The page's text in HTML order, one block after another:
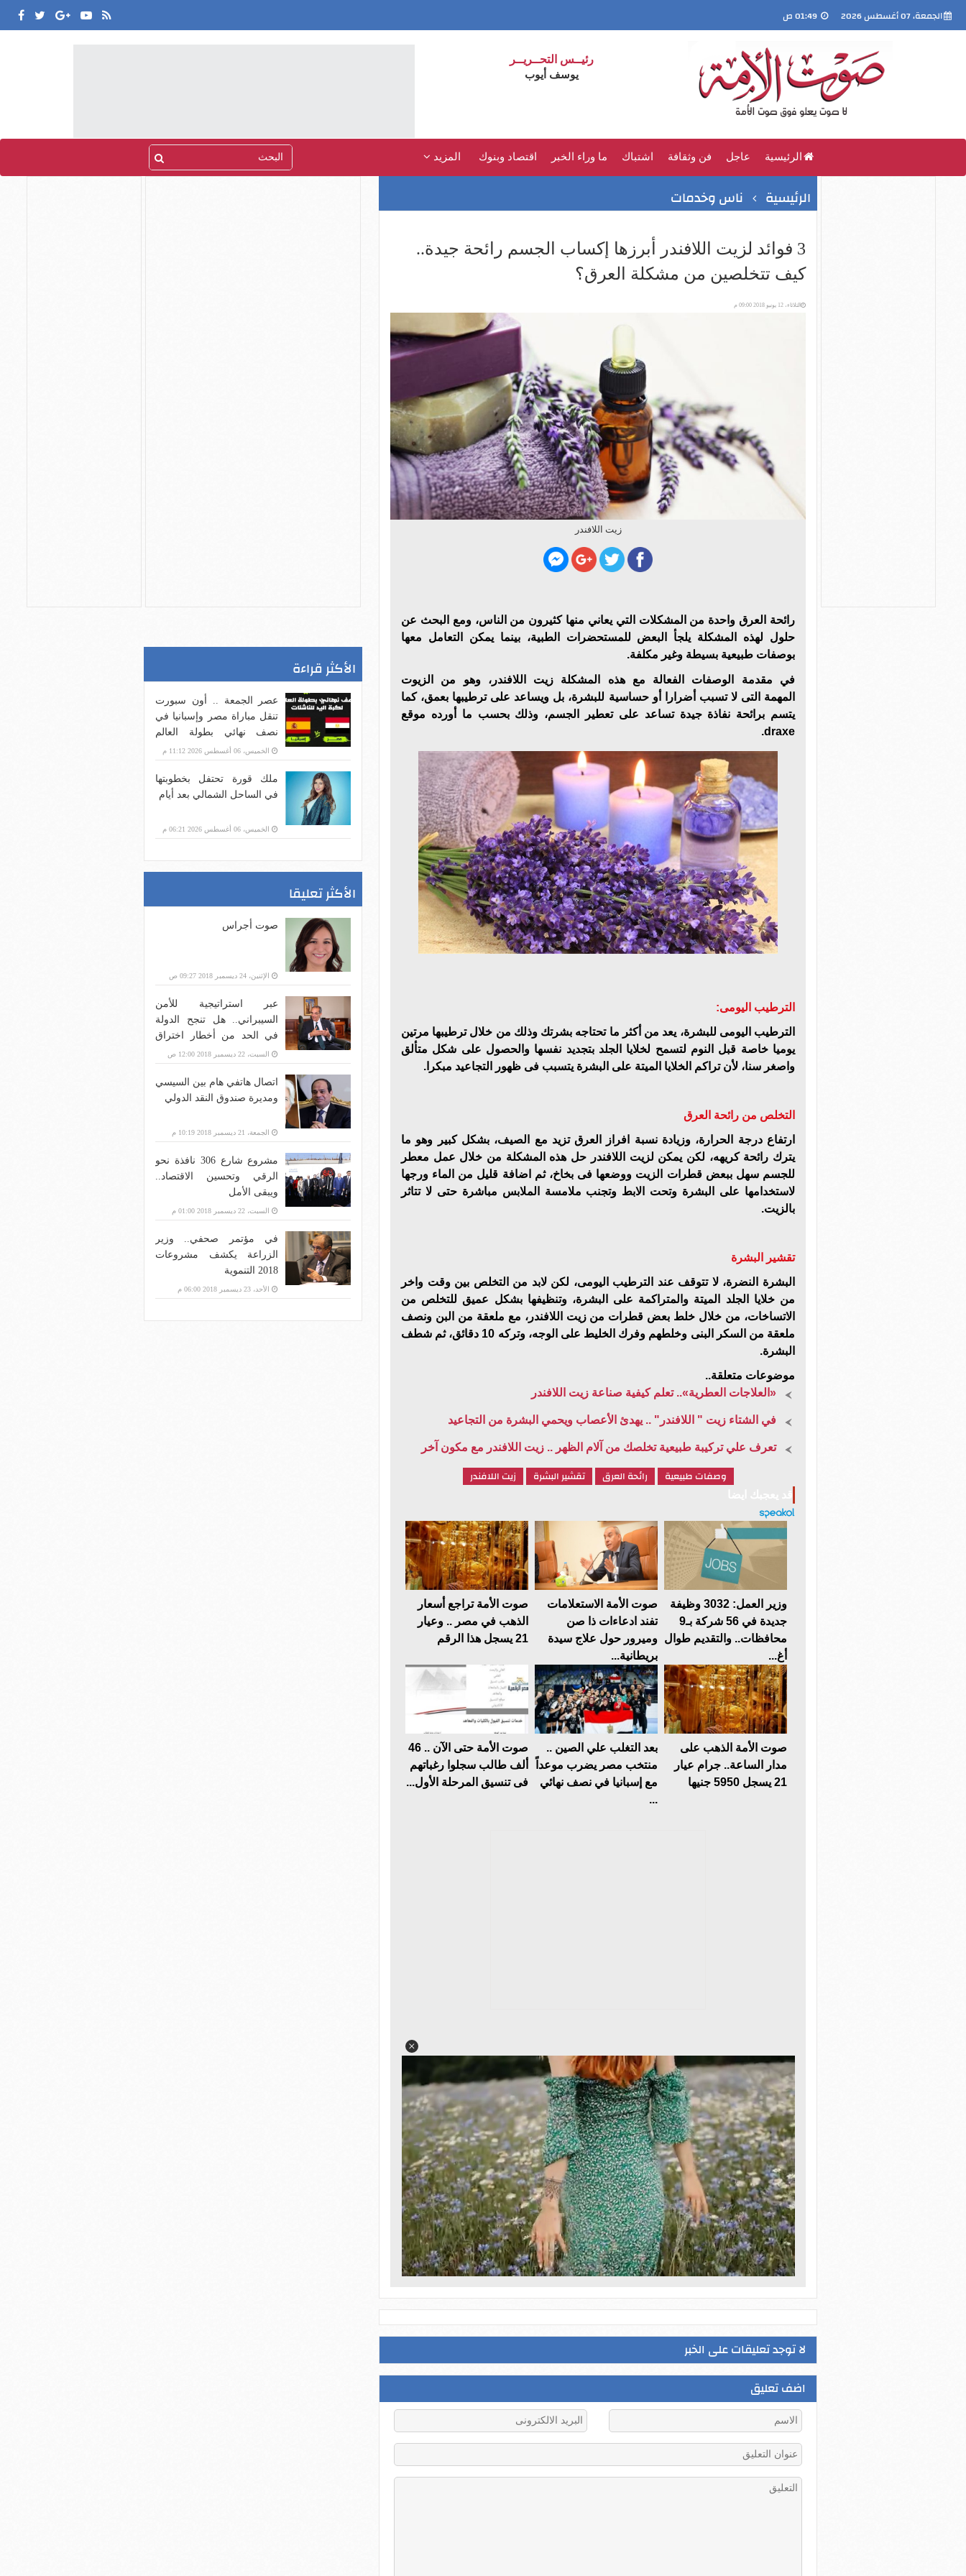
الجمعة، 07 أغسطس 2026
رئيــس التحــريــر
يوسف أيوب
الرئيسية عاجل فن وثقافة اشتباك ما وراء الخبر اقتصاد وبنوك المزيد
الرئيسية ناس وخدمات
3 فوائد لزيت اللافندر أبرزها إكساب الجسم رائحة جيدة..
كيف تتخلصين من مشكلة العرق؟
الثلاثاء، 12 يونيو 2018 09:00 م
زيت اللافندر
رائحة العرق واحدة من المشكلات التي يعاني منها كثيرون من الناس، ومع البحث عن
حلول لهذه المشكلة يلجأ البعض للمستحضرات الطبية، بينما يمكن التعامل معها
بوصفات طبيعية بسيطة وغير مكلفة.
في مقدمة الوصفات الفعالة مع هذه المشكلة زيت اللافندر، وهو من الزيوت
المهمة
التى لا تسبب أضرارا أو حساسية للبشرة، بل ويساعد على ترطيبها بعمق، كما
يتسم برائحة نفاذة جيدة تساعد على تعطير الجسم، وذلك بحسب ما أورده موقع
draxe.
الترطيب اليومى:
الترطيب اليومى للبشرة، يعد من أكثر ما تحتاجه بشرتك وذلك من خلال ترطيبها مرتين
يوميا خاصة قبل النوم لتسمح لخلايا الجلد بتجديد نفسها والحصول على شكل متألق
واصغر سنا، لأن تراكم الخلايا الميتة على البشرة يتسبب فى ظهور التجاعيد مبكرا .
التخلص من رائحة العرق
ارتفاع درجة الحرارة، وزيادة نسبة افراز العرق تزيد مع الصيف، بشكل كبير وهو ما
يترك رائحة كريهه، لكن يمكن لزيت اللافندر حل هذه المشكلة من خلال عمل معطر
للجسم سهل ببعض قطرات الزيت ووضعها فى بخاخ، ثم اضافة قليل من الماء ورجها
لاستخدامها على البشرة وتحت الابط وتجنب ملامسة الملابس مباشرة حتى لا تتاثر
بالزيت.
تقشير البشرة
البشرة النضرة، لا تتوقف عند الترطيب اليومى، لكن لابد من التخلص بين وقت واخر
من خلايا الجلد الميتة والمتراكمة على البشرة، وتنظيفها بشكل عميق للتخلص من
الاتساخات، من خلال خلط بعض قطرات من زيت اللافندر، مع ملعقة من البن ونصف
ملعقة من السكر البنى وخلطهم وفرك الخليط على الوجه، وتركه 10 دقائق، ثم شطف
البشرة.
موضوعات متعلقة..
«العلاجات العطرية».. تعلم كيفية صناعة زيت اللافندر
في الشتاء زيت " اللافندر" .. يهدئ الأعصاب ويحمي البشرة من التجاعيد
تعرف علي تركيبة طبيعية تخلصك من آلام الظهر .. زيت اللافندر مع مكون آخر
وصفات طبيعية رائحة العرق تقشير البشرة زيت اللافندر
وزير العمل: 3032 وظيفة
جديدة في 56 شركة بـ9
محافظات.. والتقديم طوال
أغ...
صوت الأمة الاستعلامات
تفند ادعاءات ذا صن
وميرور حول علاج سيدة
بريطانية...
صوت الأمة تراجع أسعار
الذهب في مصر .. وعيار
21 يسجل هذا الرقم
صوت الأمة الذهب على
مدار الساعة.. جرام عيار
21 يسجل 5950 جنيها
بعد التغلب علي الصين ..
منتخب مصر يضرب موعداً
مع إسبانيا في نصف نهائي
...
صوت الأمة حتى الآن .. 46
ألف طالب سجلوا رغباتهم
فى تنسيق المرحلة الأول...
لا توجد تعليقات على الخبر
اضف تعليق
الأكثر قراءة
عصر الجمعة .. أون سبورت
تنقل مباراة مصر وإسبانيا في
نصف نهائي بطولة العالم
للناشئات لكرة اليد
الخميس، 06 أغسطس 2026 11:12 م
ملك قورة تحتفل بخطوبتها
في الساحل الشمالي بعد أيام
الخميس، 06 أغسطس 2026 06:21 م
الأكثر تعليقا
صوت أجراس
الإثنين، 24 ديسمبر 2018 09:27 ص
عبر استراتيجية للأمن
السيبراني.. هل تنجح الدولة
في الحد من أخطار اختراق
بنية الاتصالات؟
السبت، 22 ديسمبر 2018 12:00 ص
اتصال هاتفي هام بين السيسي
ومديرة صندوق النقد الدولي
الجمعة، 21 ديسمبر 2018 10:19 م
مشروع شارع 306 نافذة نحو
الرقي وتحسين الاقتصاد..
ويبقى الأمل
السبت، 22 ديسمبر 2018 01:00 م
في مؤتمر صحفي.. وزير
الزراعة يكشف مشروعات
2018 التنموية
الأحد، 23 ديسمبر 2018 06:00 م